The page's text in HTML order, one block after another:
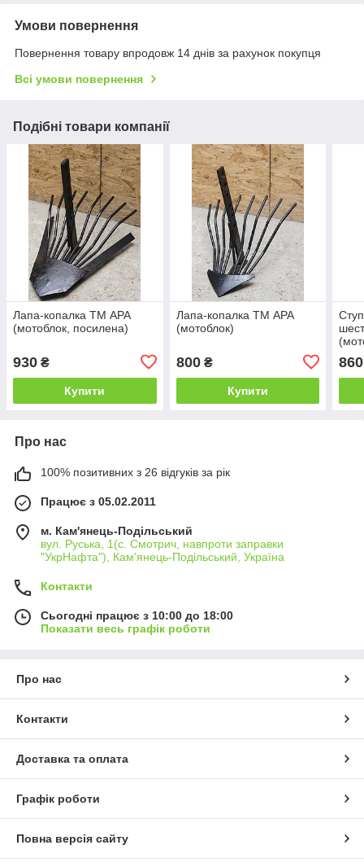
Умови повернення
Повернення товару впродовж 14 днів за рахунок покупця
Всі умови повернення
Подібні товари компанії
Лапа-копалка ТМ АРА
(мотоблок, посилена)
930 ₴
Купити
Лапа-копалка ТМ АРА
(мотоблок)
800₴
Купити
860
Про нас
100% позитивних з 26 відгуків за рік
Працює з 05.02.2011
м. Кам'янець-Подільський
вул. Руська, 1(с. Смотрич, навпроти заправки
"УкрНафта"), Кам'янець-Подільський, Україна
Контакти
Сьогодні працює з 10:00 до 18:00
Показати весь графік роботи
Про нас
Контакти
Доставка та оплата
Графік роботи
Повна версія сайту